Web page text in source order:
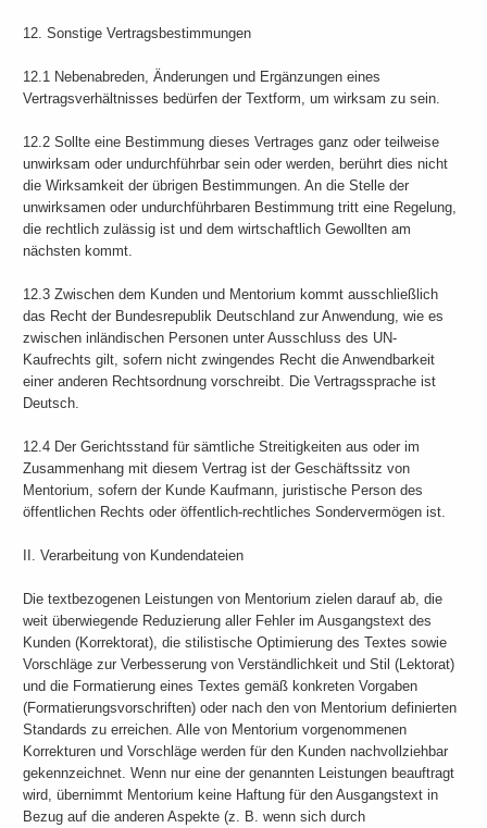
12. Sonstige Vertragsbestimmungen
12.1 Nebenabreden, Änderungen und Ergänzungen eines
Vertragsverhältnisses bedürfen der Textform, um wirksam zu sein.
12.2 Sollte eine Bestimmung dieses Vertrages ganz oder teilweise
unwirksam oder undurchführbar sein oder werden, berührt dies nicht
die Wirksamkeit der übrigen Bestimmungen. An die Stelle der
unwirksamen oder undurchführbaren Bestimmung tritt eine Regelung,
die rechtlich zulässig ist und dem wirtschaftlich Gewollten am
nächsten kommt.
12.3 Zwischen dem Kunden und Mentorium kommt ausschließlich
das Recht der Bundesrepublik Deutschland zur Anwendung, wie es
zwischen inländischen Personen unter Ausschluss des UN-
Kaufrechts gilt, sofern nicht zwingendes Recht die Anwendbarkeit
einer anderen Rechtsordnung vorschreibt. Die Vertragssprache ist
Deutsch.
12.4 Der Gerichtsstand für sämtliche Streitigkeiten aus oder im
Zusammenhang mit diesem Vertrag ist der Geschäftssitz von
Mentorium, sofern der Kunde Kaufmann, juristische Person des
öffentlichen Rechts oder öffentlich-rechtliches Sondervermögen ist.
II. Verarbeitung von Kundendateien
Die textbezogenen Leistungen von Mentorium zielen darauf ab, die
weit überwiegende Reduzierung aller Fehler im Ausgangstext des
Kunden (Korrektorat), die stilistische Optimierung des Textes sowie
Vorschläge zur Verbesserung von Verständlichkeit und Stil (Lektorat)
und die Formatierung eines Textes gemäß konkreten Vorgaben
(Formatierungsvorschriften) oder nach den von Mentorium definierten
Standards zu erreichen. Alle von Mentorium vorgenommenen
Korrekturen und Vorschläge werden für den Kunden nachvollziehbar
gekennzeichnet. Wenn nur eine der genannten Leistungen beauftragt
wird, übernimmt Mentorium keine Haftung für den Ausgangstext in
Bezug auf die anderen Aspekte (z. B. wenn sich durch